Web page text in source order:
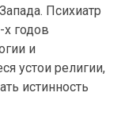
Психиатр
годов
и
устои религии,
истинность